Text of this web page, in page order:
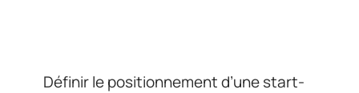
Définir le positionnement d’une start-